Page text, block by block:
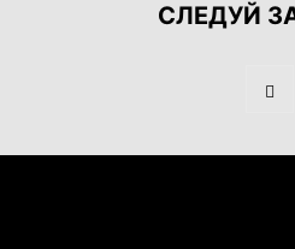
СЛЕДУЙ